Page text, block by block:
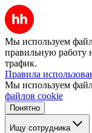
Мы используем
правильную работу
трафик.
Правила
Мы используем
файлов cookie
Понятно
Ищу сотрудника